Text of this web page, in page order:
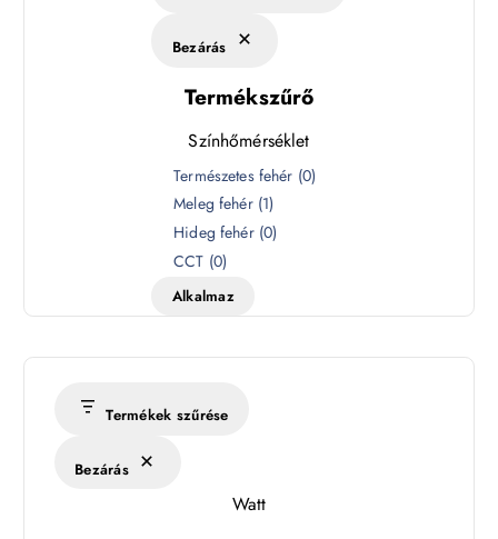
Bezárás
Termékszűrő
Színhőmérséklet
é
s
k
Természetes fehér (0)
Meleg fehér (1)
Hideg fehér (0)
CCT (0)
Alkalmaz
Termékek szűrése
Bezárás
Watt